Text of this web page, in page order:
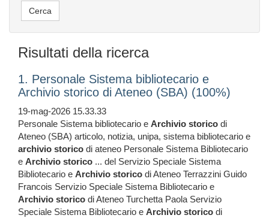
Risultati della ricerca
1. Personale Sistema bibliotecario e
Archivio storico di Ateneo (SBA) (100%)
19-mag-2026 15.33.33
Personale Sistema bibliotecario e Archivio storico di
Ateneo (SBA) articolo, notizia, unipa, sistema bibliotecario e
archivio storico di ateneo Personale Sistema Bibliotecario
e Archivio storico ... del Servizio Speciale Sistema
Bibliotecario e Archivio storico di Ateneo Terrazzini Guido
Francois Servizio Speciale Sistema Bibliotecario e
Archivio storico di Ateneo Turchetta Paola Servizio
Speciale Sistema Bibliotecario e Archivio storico di